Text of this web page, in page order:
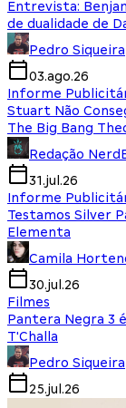
Entrevista:
de dualidade de
Pedro Siqueira
03.ago.26
Informe
Stuart Não
The Big Bang
Redação
31.jul.26
Informe
Testamos Silver
Elementa
Camila
30.jul.26
Filmes
Pantera Negra 3
T'Challa
Pedro Siqueira
25.jul.26